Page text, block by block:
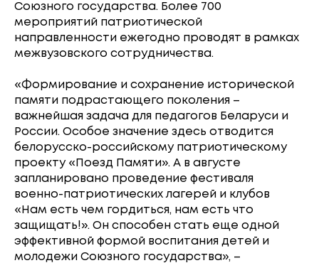
Союзного государства. Более 700
мероприятий патриотической
направленности ежегодно проводят в рамках
межвузовского сотрудничества.
«Формирование и сохранение исторической
памяти подрастающего поколения –
важнейшая задача для педагогов Беларуси и
России. Особое значение здесь отводится
белорусско-российскому патриотическому
проекту «Поезд Памяти». А в августе
запланировано проведение фестиваля
военно-патриотических лагерей и клубов
«Нам есть чем гордиться, нам есть что
защищать!». Он способен стать еще одной
эффективной формой воспитания детей и
молодежи Союзного государства», –